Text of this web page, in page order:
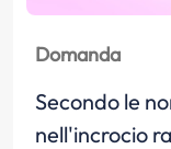
Domanda
Secondo le
nell'incrocio